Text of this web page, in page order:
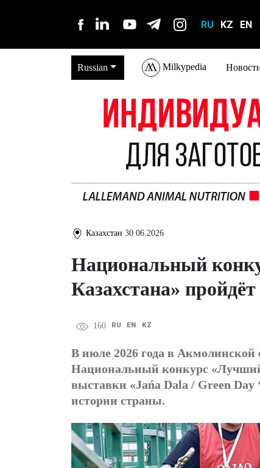
RU KZ EN
Russian Milkypedia
Казахстан 30.06.2026
Национальный
Казахстана»
160 RU EN KZ
В июле 2026 года в Акмолинской
Национальный конкурс
выставки «Jańa Dala / Green
истории страны.